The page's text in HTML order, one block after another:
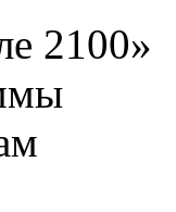
2100»